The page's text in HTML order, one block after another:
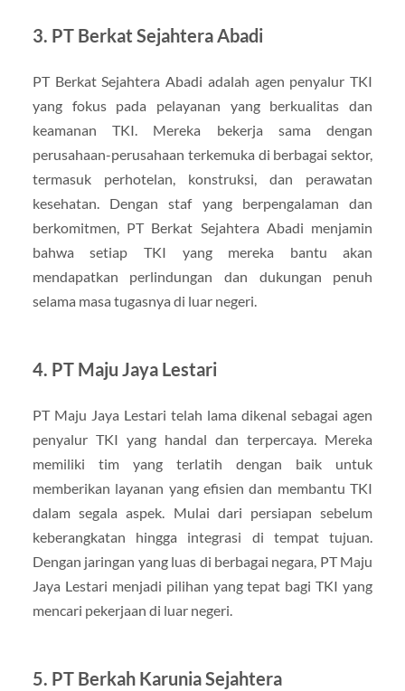
3. PT Berkat Sejahtera Abadi
PT Berkat Sejahtera Abadi adalah agen penyalur TKI
yang fokus pada pelayanan yang berkualitas dan
keamanan TKI. Mereka bekerja sama dengan
perusahaan-perusahaan terkemuka di berbagai sektor,
termasuk perhotelan, konstruksi, dan perawatan
kesehatan. Dengan staf yang berpengalaman dan
berkomitmen, PT Berkat Sejahtera Abadi menjamin
bahwa setiap TKI yang mereka bantu akan
mendapatkan perlindungan dan dukungan penuh
selama masa tugasnya di luar negeri.
4. PT Maju Jaya Lestari
PT Maju Jaya Lestari telah lama dikenal sebagai agen
penyalur TKI yang handal dan terpercaya. Mereka
memiliki tim yang terlatih dengan baik untuk
memberikan layanan yang efisien dan membantu TKI
dalam segala aspek. Mulai dari persiapan sebelum
keberangkatan hingga integrasi di tempat tujuan.
Dengan jaringan yang luas di berbagai negara, PT Maju
Jaya Lestari menjadi pilihan yang tepat bagi TKI yang
mencari pekerjaan di luar negeri.
5. PT Berkah Karunia Sejahtera